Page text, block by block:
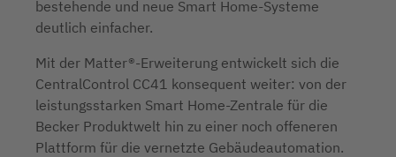
bestehende und neue Smart Home-Systeme
deutlich einfacher.
Mit der Matter®-Erweiterung entwickelt sich die
CentralControl CC41 konsequent weiter: von der
leistungsstarken Smart Home-Zentrale für die
Becker Produktwelt hin zu einer noch offeneren
Plattform für die vernetzte Gebäudeautomation.